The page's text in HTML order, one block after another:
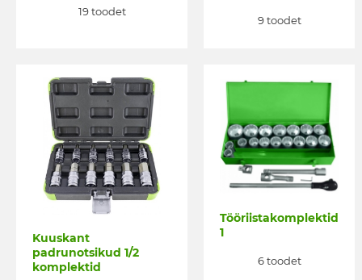
19 toodet
9 toodet
Kuuskant
padrunotsikud 1/2
komplektid
Tööriistakomplektid
1
6 toodet